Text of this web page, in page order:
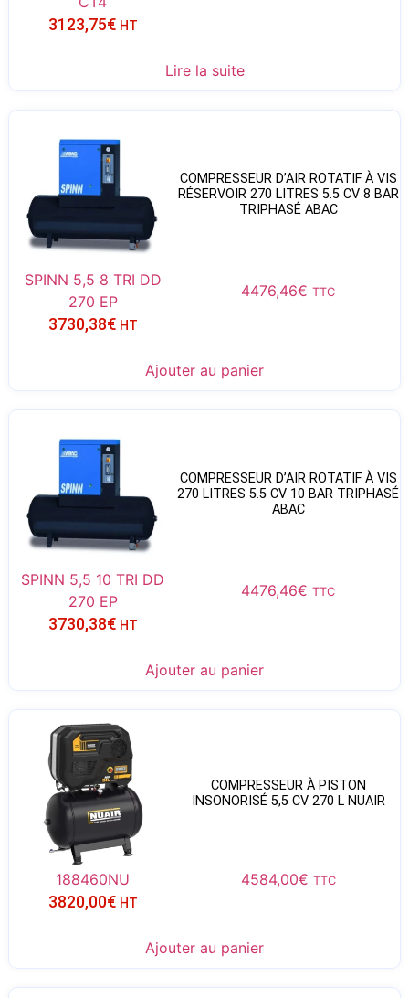
3123,75€ HT
Lire la suite
COMPRESSEUR D’AIR ROTATIF À VIS
RÉSERVOIR 270 LITRES 5.5 CV 8 BAR
TRIPHASÉ ABAC
SPINN 5,5 8 TRI DD
270 EP
4476,46€ TTC
3730,38€ HT
Ajouter au panier
COMPRESSEUR D’AIR ROTATIF À VIS
270 LITRES 5.5 CV 10 BAR TRIPHASÉ
ABAC
SPINN 5,5 10 TRI DD
270 EP
4476,46€ TTC
3730,38€ HT
Ajouter au panier
COMPRESSEUR À PISTON
INSONORISÉ 5,5 CV 270 L NUAIR
188460NU 4584,00€ TTC
3820,00€ HT
Ajouter au panier